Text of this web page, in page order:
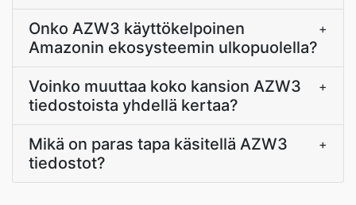
Onko AZW3 käyttökelpoinen
Amazonin ekosysteemin ulkopuolella?
+
Voinko muuttaa koko kansion AZW3
tiedostoista yhdellä kertaa?
+
Mikä on paras tapa käsitellä AZW3
tiedostot?
+